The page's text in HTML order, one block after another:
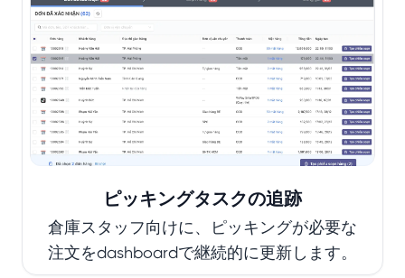
ピッキングタスクの追跡
倉庫スタッフ向けに、ピッキングが必要な
注文をdashboardで継続的に更新します。